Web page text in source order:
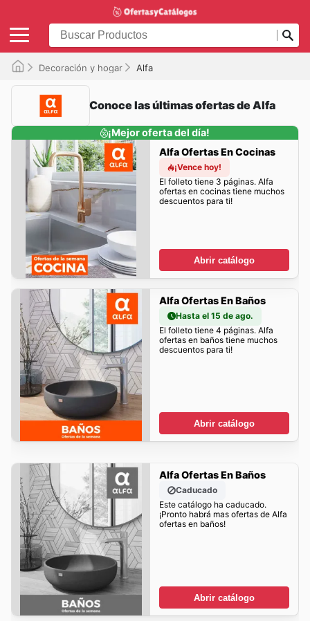
Decoración y hogar Alfa
Conoce las últimas ofertas de Alfa
¡Mejor oferta del día!
Alfa Ofertas En Cocinas
¡Vence hoy!
El folleto tiene 3 páginas. Alfa
ofertas en cocinas tiene muchos
descuentos para ti!
Abrir catálogo
Alfa Ofertas En Baños
Hasta el 15 de ago.
El folleto tiene 4 páginas. Alfa
ofertas en baños tiene muchos
descuentos para ti!
Abrir catálogo
Alfa Ofertas En Baños
Caducado
Este catálogo ha caducado.
¡Pronto habrá mas ofertas de Alfa
ofertas en baños!
Abrir catálogo